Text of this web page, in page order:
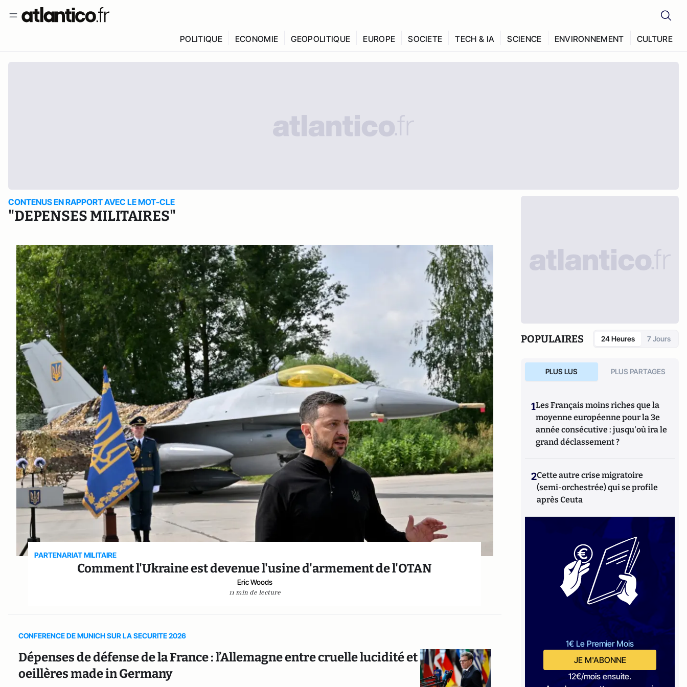
POLITIQUE ECONOMIE GEOPOLITIQUE EUROPE SOCIETE TECH & IA SCIENCE ENVIRONNEMENT CULTURE
CONTENUS EN RAPPORT AVEC LE MOT-CLE
"DEPENSES MILITAIRES"
PARTENARIAT MILITAIRE
Comment l'Ukraine est devenue l'usine d'armement de l'OTAN
Eric Woods
11 min de lecture
CONFERENCE DE MUNICH SUR LA SECURITE 2026
Dépenses de défense de la France : l’Allemagne entre cruelle lucidité et
oeillères made in Germany
POPULAIRES 24 Heures 7 Jours
PLUS LUS PLUS PARTAGES
1Les Français moins riches que la
moyenne européenne pour la 3e
année consécutive : jusqu'où ira le
grand déclassement ?
2Cette autre crise migratoire
(semi-orchestrée) qui se profile
après Ceuta
1€ Le Premier Mois
JE M'ABONNE
12€/mois ensuite.